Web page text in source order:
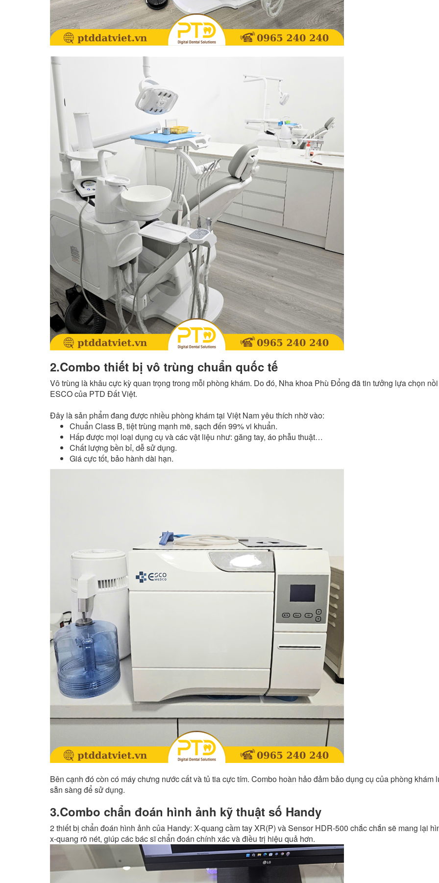
2.Combo thiết bị vô trùng chuẩn quốc tế
Vô trùng là khâu cực kỳ quan trọng trong mỗi phòng khám. Do đó, Nha khoa Phù Đổng đã tin tưởng lựa chọn
ESCO của PTD Đất Việt.
Đây là sản phẩm đang được nhiều phòng khám tại Việt Nam yêu thích nhờ vào:
Chuẩn Class B, tiệt trùng mạnh mẽ, sạch đến 99% vi khuẩn.
Hấp được mọi loại dụng cụ và các vật liệu như: găng tay, áo phẫu thuật…
Chất lượng bền bỉ, dễ sử dụng.
Giá cực tốt, bảo hành dài hạn.
Bên cạnh đó còn có máy chưng nước cất và tủ tia cực tím. Combo hoàn hảo đảm bảo dụng cụ của phòng khám
sẵn sàng để sử dụng.
3.Combo chẩn đoán hình ảnh kỹ thuật số Handy
2 thiết bị chẩn đoán hình ảnh của Handy: X-quang cầm tay XR(P) và Sensor HDR-500 chắc chắn sẽ mang lại
x-quang rõ nét, giúp các bác sĩ chẩn đoán chính xác và điều trị hiệu quả hơn.